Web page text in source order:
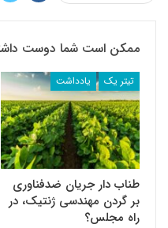
ممکن است شما دوست
تیتر یک یادداشت
طناب دار جریان ضد‌فناوری
بر گردن مهندسی ژنتیک، در
راه مجلس؟